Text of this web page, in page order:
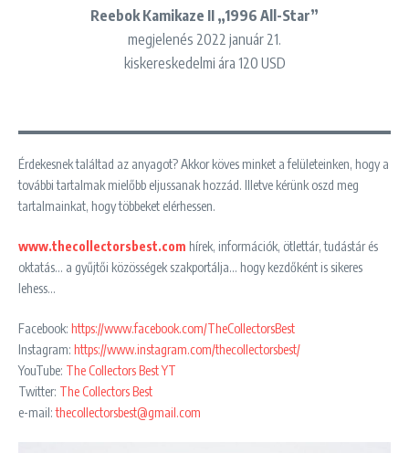
Reebok Kamikaze II „1996 All-Star”
megjelenés 2022 január 21.
kiskereskedelmi ára 120 USD
Érdekesnek találtad az anyagot? Akkor köves minket a felületeinken, hogy a
további tartalmak mielőbb eljussanak hozzád. Illetve kérünk oszd meg
tartalmainkat, hogy többeket elérhessen.
www.thecollectorsbest.com hírek, információk, ötlettár, tudástár és
oktatás… a gyűjtői közösségek szakportálja… hogy kezdőként is sikeres
lehess…
Facebook: https://www.facebook.com/TheCollectorsBest
Instagram: https://www.instagram.com/thecollectorsbest/
YouTube: The Collectors Best YT
Twitter: The Collectors Best
e-mail:thecollectorsbest@gmail.com